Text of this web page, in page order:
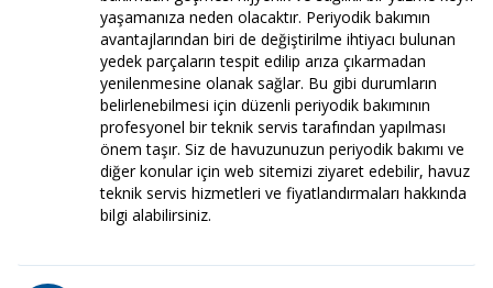
yaşamanıza neden olacaktır. Periyodik bakımın
avantajlarından biri de değiştirilme ihtiyacı bulunan
yedek parçaların tespit edilip arıza çıkarmadan
yenilenmesine olanak sağlar. Bu gibi durumların
belirlenebilmesi için düzenli periyodik bakımının
profesyonel bir teknik servis tarafından yapılması
önem taşır. Siz de havuzunuzun periyodik bakımı ve
diğer konular için web sitemizi ziyaret edebilir, havuz
teknik servis hizmetleri ve fiyatlandırmaları hakkında
bilgi alabilirsiniz.